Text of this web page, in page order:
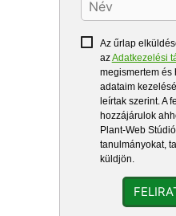
Az űrlap
azAdatkezelési
megismertem és
adataim
leírtak szerint. A
hozzájárulok
Plant-Web
tanulmányokat,
küldjön.